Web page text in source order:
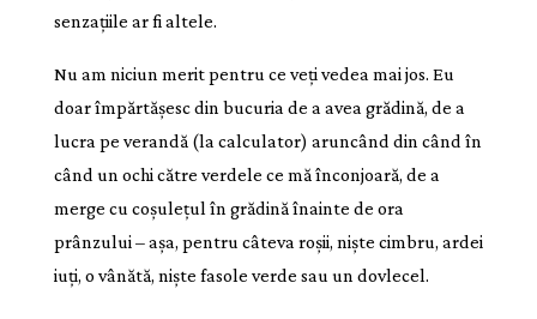
senzațiile ar fi altele.
Nu am niciun merit pentru ce veți vedea mai jos. Eu
doar împărtășesc din bucuria de a avea grădină, de a
lucra pe verandă (la calculator) aruncând din când în
când un ochi către verdele ce mă înconjoară, de a
merge cu coșulețul în grădină înainte de ora
prânzului – așa, pentru câteva roșii, niște cimbru, ardei
iuți, o vânătă, niște fasole verde sau un dovlecel.